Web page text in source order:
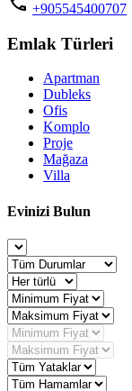
+905545400707
Emlak Türleri
Apartman
Dubleks
Ofis
Komplo
Proje
Mağaza
Villa
Evinizi Bulun